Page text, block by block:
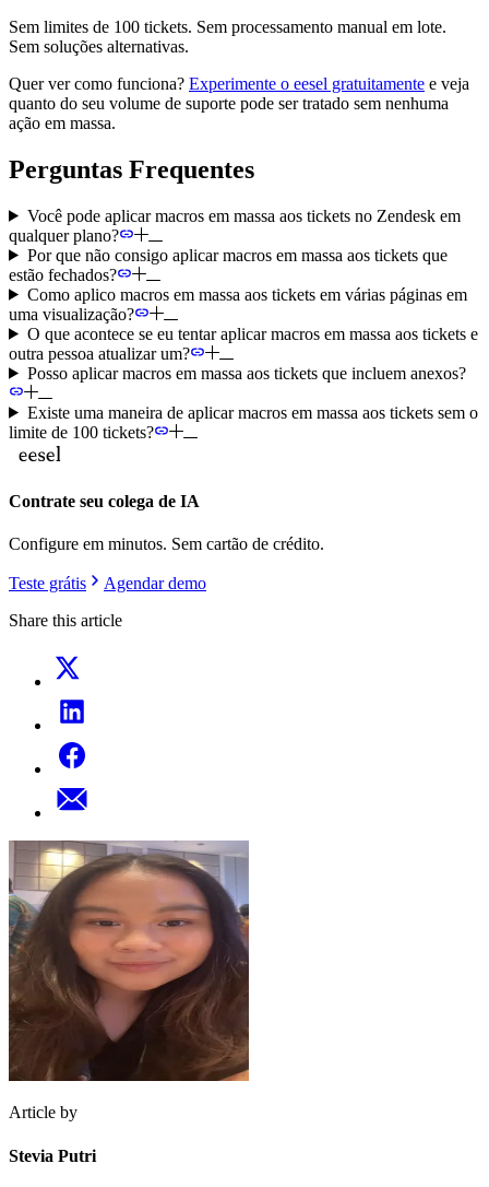
Sem limites de 100 tickets. Sem processamento manual em lote.
Sem soluções alternativas.
Quer ver como funciona? Experimente o eesel gratuitamente e veja
quanto do seu volume de suporte pode ser tratado sem nenhuma
ação em massa.
Perguntas Frequentes
Você pode aplicar macros em massa aos tickets no Zendesk em
qualquer plano?
Por que não consigo aplicar macros em massa aos tickets que
estão fechados?
Como aplico macros em massa aos tickets em várias páginas em
uma visualização?
O que acontece se eu tentar aplicar macros em massa aos tickets e
outra pessoa atualizar um?
Posso aplicar macros em massa aos tickets que incluem anexos?
Existe uma maneira de aplicar macros em massa aos tickets sem o
limite de 100 tickets?
Contrate seu colega de IA
Configure em minutos. Sem cartão de crédito.
Teste grátis
Agendar demo
Share this article
Article by
Stevia Putri